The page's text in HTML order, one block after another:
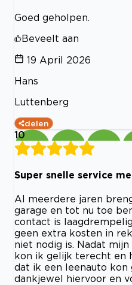
Goed geholpen.
Beveelt aan
19 April 2026
Hans
Luttenberg
delen
10
Super snelle service
Al meerdere jaren
garage en tot nu toe
contact is
geen extra kosten in
niet nodig is. Nadat
kon ik gelijk terecht en
dat ik een leenauto kon
dankjewel hiervoor en